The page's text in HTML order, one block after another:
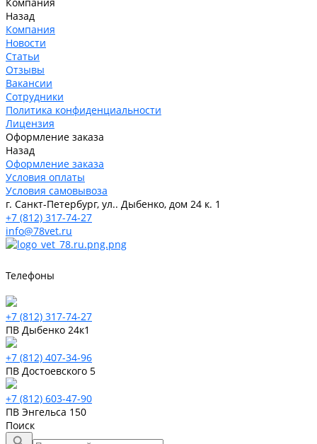
Назад
Компания
Новости
Статьи
Отзывы
Вакансии
Сотрудники
Политика конфиденциальности
Лицензия
Оформление заказа
Назад
Оформление заказа
Условия оплаты
Условия самовывоза
г. Санкт-Петербург, ул.. Дыбенко, дом 24 к. 1
+7 (812) 317-74-27
info@78vet.ru
Телефоны
+7 (812) 317-74-27
ПВ Дыбенко 24к1
+7 (812) 407-34-96
ПВ Достоевского 5
+7 (812) 603-47-90
ПВ Энгельса 150
Поиск